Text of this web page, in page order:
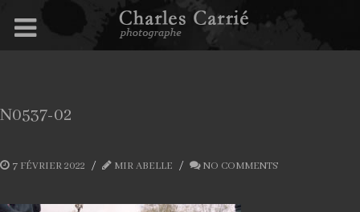
N0537-02
7 FÉVRIER 2022 MIR ABELLE NO COMMENTS